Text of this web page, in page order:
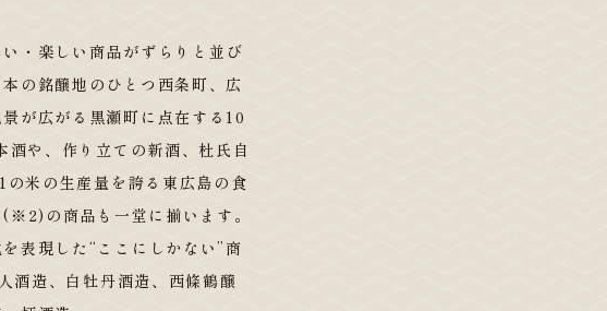
・楽しい商品がずらりと並び
の銘醸地のひとつ西条町、広
が広がる黒瀬町に点在する10
や、作り立ての新酒、杜氏自
米の生産量を誇る東広島の食
の商品も一堂に揃います。
表現した“ここにしかない”商
造、白牡丹酒造、西條鶴醸